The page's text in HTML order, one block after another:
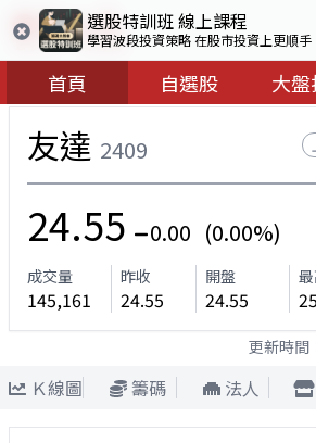
選股特訓班 線上課程
學習波段投資策略 在股市投資上更順手
首頁 自選股 大
友達 2409
24.55 0.00 (0.00%)
成交量
145,161
昨收
24.55
開盤
24.55
更新時間
Ｋ線圖 籌碼 法人